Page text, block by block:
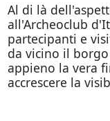
Al di là
all'Archeoclub
partecipanti e
da vicino il
appieno la vera
accrescere la